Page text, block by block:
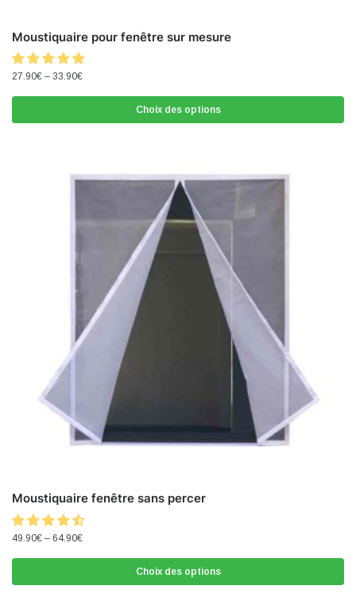
Moustiquaire pour fenêtre sur mesure
27.90€ – 33.90€
Choix des options
Moustiquaire fenêtre sans percer
49.90€ – 64.90€
Choix des options